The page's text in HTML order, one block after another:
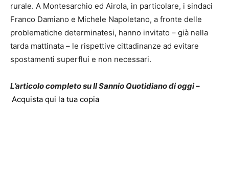
rurale. A Montesarchio ed Airola, in particolare, i sindaci
Franco Damiano e Michele Napoletano, a fronte delle
problematiche determinatesi, hanno invitato – già nella
tarda mattinata – le rispettive cittadinanze ad evitare
spostamenti superflui e non necessari.
L’articolo completo su Il Sannio Quotidiano di oggi –
Acquista qui la tua copia